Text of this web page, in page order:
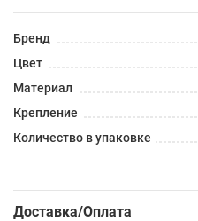
Бренд
Цвет
Материал
Крепление
Количество в упаковке
Доставка/Оплата